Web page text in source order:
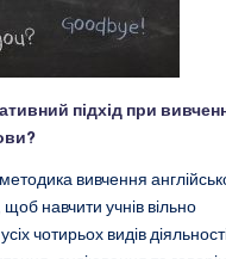
підхід при
вивчення
навчити учнів вільно
чотирьох видів